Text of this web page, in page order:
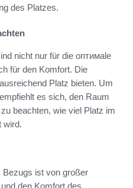
des Platzes.
nicht nur für die оптимale
für den Komfort. Die
Platz bieten. Um
es sich, den Raum
beachten, wie viel Platz im
wird.
Bezugs ist von großer
den Komfort des